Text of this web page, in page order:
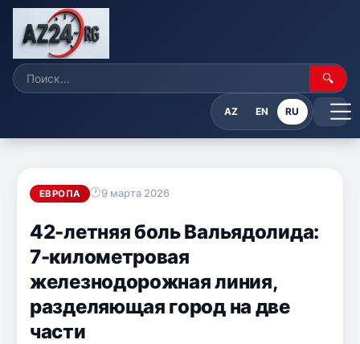
🔍
AZ EN RU
ЕВРОПА 9 марта 2026
42-летняя боль Вальядолида:
7-километровая
железнодорожная линия,
разделяющая город на две
части